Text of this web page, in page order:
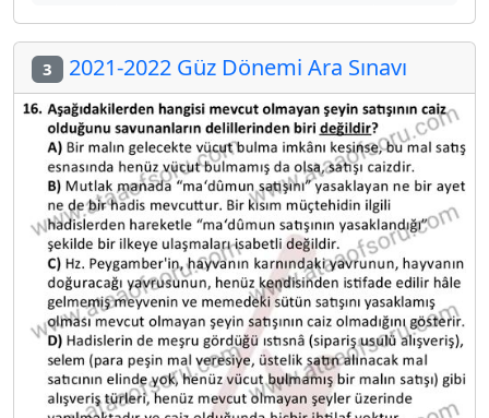
3 2021-2022 Güz Dönemi Ara Sınavı